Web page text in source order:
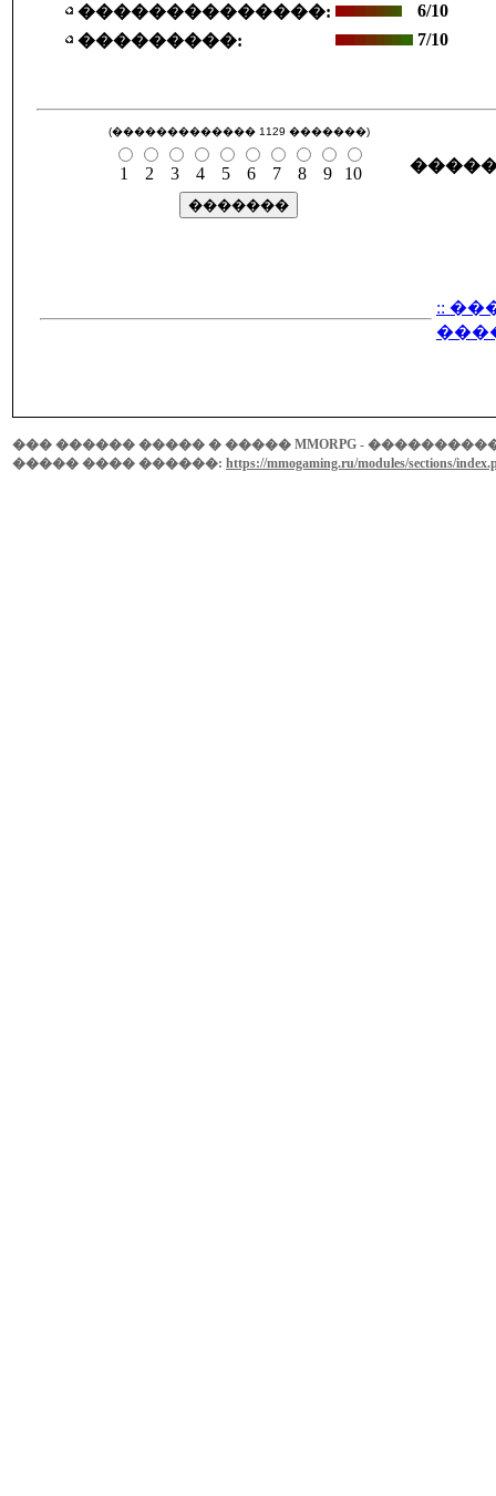
��������������:
6/10
���������:
7/10
(������������� 1129 �������)
1 2 3 4 5 6 7 8 9 10
::
��� ������ ����� � ����� MMORPG - ����������
����� ���� ������: https://mmogaming.ru/modules/sections/